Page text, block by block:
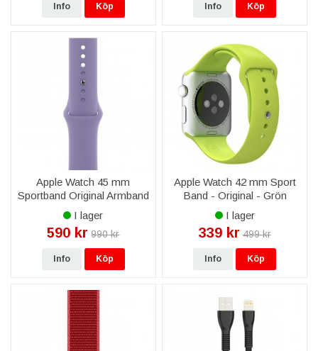
Info Köp Info Köp
Apple Watch 45 mm
Sportband Original Armband
- English Lavender
I lager
590 kr 990 kr
Info Köp
Apple Watch 42 mm Sport
Band - Original - Grön
I lager
339 kr 499 kr
Info Köp